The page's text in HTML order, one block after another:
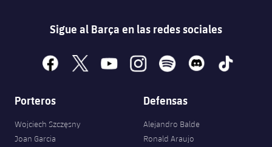
Sigue al Barça en las redes sociales
facebook
x youtubeinstagramspotify discord tiktok
Porteros
Wojciech Szczęsny
Joan Garcia
Defensas
Alejandro Balde
Ronald Araujo